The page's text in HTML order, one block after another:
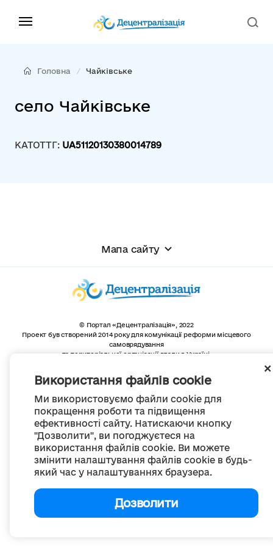
Використання файлів cookie
Ми використовуємо файли cookie для
покращення роботи та підвищення
ефективності сайту. Натискаючи кнопку
"Дозволити", ви погоджуєтеся на
використання файлів cookie. Ви можете
змінити налаштування файлів cookie в будь-
який час у налаштуваннях браузера.
Дозволити
Головна Чайківське
село Чайківське
КАТОТТГ: UA51120130380014789
Мапа сайту
© Портал «Децентралізація», 2022
Проект був створений 2014 року для комунікації реформи місцевого
самоврядування
та територіальної організації влади в Україні.
Весь контент доступний за ліцензією
Creative Commons Attribution 4.0 International license,
якщо не зазначено інше